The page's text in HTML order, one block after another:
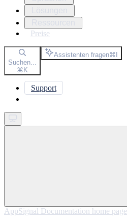
Preise
Suchen...
⌘K
Assistenten fragen⌘I
Support
AppSignal Documentation home page